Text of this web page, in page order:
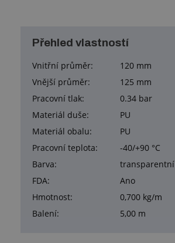
Přehled vlastností
Vnitřní průměr:
120 mm
Vnější průměr:
125 mm
Pracovní tlak:
0.34 bar
Materiál duše:
PU
Materiál obalu:
PU
Pracovní teplota:
-40/+90 °C
Barva:
transparentní
FDA:
Ano
Hmotnost:
0,700 kg/m
Balení:
5,00 m